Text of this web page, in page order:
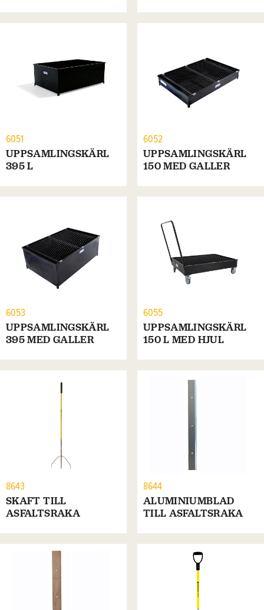
6051
UPPSAMLINGSKÄRL
395 L
6052
UPPSAMLINGSKÄRL
150 MED GALLER
6053
UPPSAMLINGSKÄRL
395 MED GALLER
6055
UPPSAMLINGSKÄRL
150 L MED HJUL
8643
SKAFT TILL
ASFALTSRAKA
8644
ALUMINIUMBLAD
TILL ASFALTSRAKA